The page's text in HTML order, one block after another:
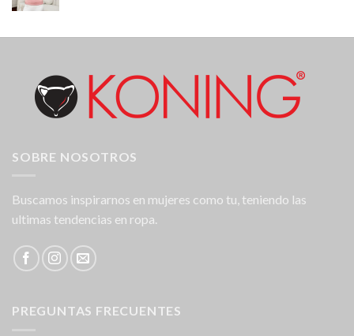
SOBRE NOSOTROS
Buscamos inspirarnos en mujeres como tu, teniendo las
ultimas tendencias en ropa.
PREGUNTAS FRECUENTES